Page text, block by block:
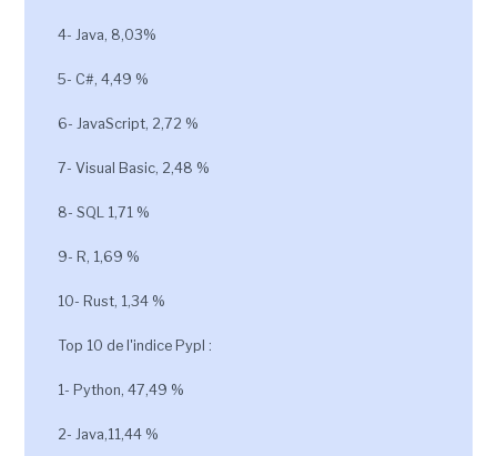
4- Java, 8,03%
5- C#, 4,49 %
6- JavaScript, 2,72 %
7- Visual Basic, 2,48 %
8- SQL 1,71 %
9- R, 1,69 %
10- Rust, 1,34 %
Top 10 de l'indice Pypl :
1- Python, 47,49 %
2- Java,11,44 %